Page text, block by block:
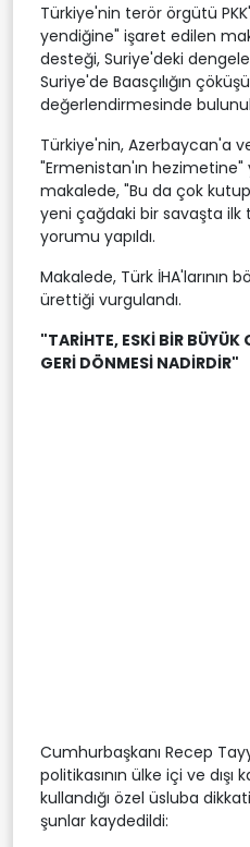
Türkiye'nin terör örgütü
yendiğine" işaret edilen
desteği, Suriye'deki
Suriye'de Baasçılığın
değerlendirmesinde
Türkiye'nin, Azerbaycan'a
"Ermenistan'ın hezimetine"
makalede, "Bu da çok
yeni çağdaki bir savaşta ilk
yorumu yapıldı.
Makalede, Türk İHA'larının
ürettiği vurgulandı.
"TARİHTE, ESKİ BİR BÜYÜK
GERİ DÖNMESİ NADİRDİR"
Cumhurbaşkanı Recep
politikasının ülke içi ve
kullandığı özel üsluba
şunlar kaydedildi: